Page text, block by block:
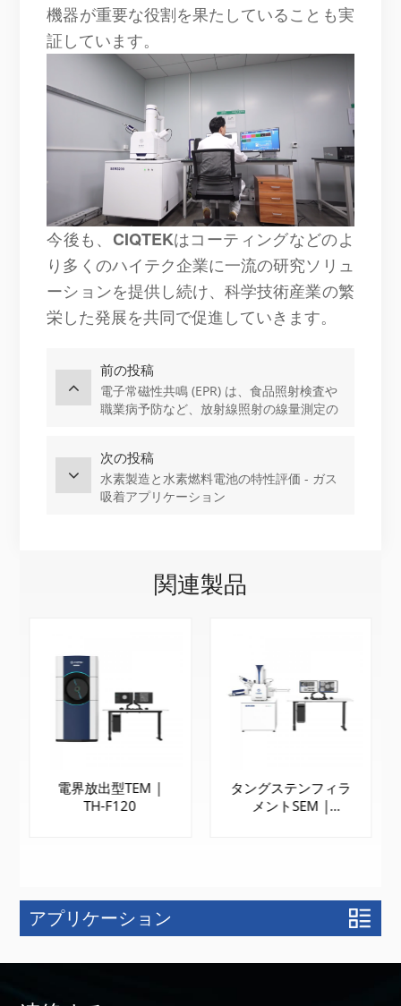
機器が重要な役割を果たしていることも実
証しています。
今後も、 CIQTEKはコーティングなどのよ
り多くのハイテク企業に一流の研究ソリュ
ーションを提供し続け、科学技術産業の繁
栄した発展を共同で促進していきます。
前の投稿
電子常磁性共鳴 (EPR) は、食品照射検査や
職業病予防など、放射線照射の線量測定の
次の投稿
水素製造と水素燃料電池の特性評価 - ガス
吸着アプリケーション
関連製品
電界放出型TEM |
TH-F120
もっと詳しく
タングステンフィラ
メントSEM |
もっと詳しく
アプリケーション